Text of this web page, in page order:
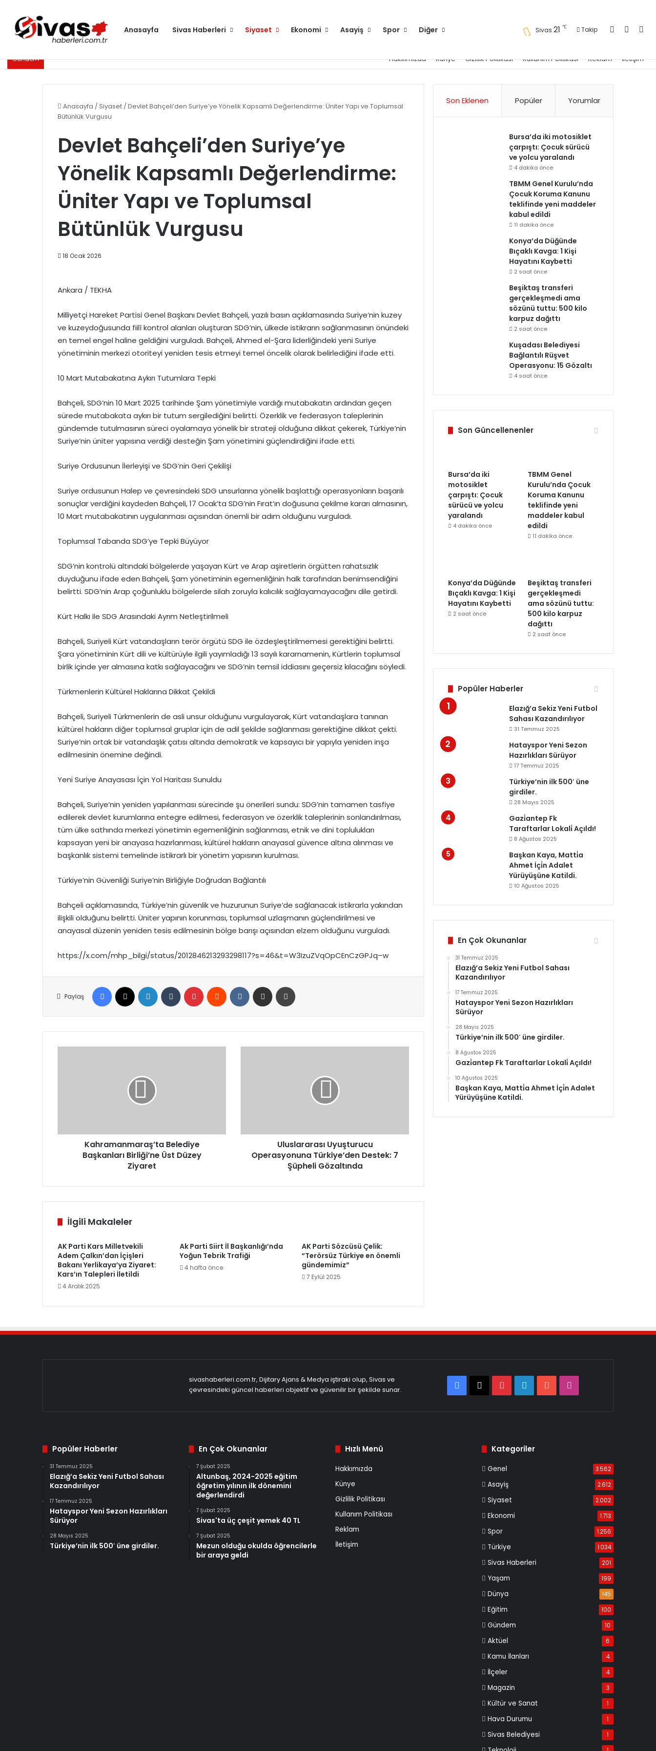
Anasayfa Sivas Haberleri Siyaset Ekonomi Asayiş Spor Diğer Sivas 21 ℃ Takip Kayıt Ol
Gündem Hakkımızda Künye Gizlilik Politikası Kullanım Politikası Reklam İletişim
Anasayfa /Siyaset /Devlet Bahçeli’den Suriye’ye Yönelik Kapsamlı Değerlendirme: Üniter Yapı ve Toplumsal
Bütünlük Vurgusu
Devlet Bahçeli’den Suriye’ye
Yönelik Kapsamlı Değerlendirme:
Üniter Yapı ve Toplumsal
Bütünlük Vurgusu
18 Ocak 2026
Ankara / TEKHA
Milliyetçi Hareket Partisi Genel Başkanı Devlet Bahçeli, yazılı basın açıklamasında Suriye’nin kuzey
ve kuzeydoğusunda fiilî kontrol alanları oluşturan SDG’nin, ülkede istikrarın sağlanmasının önündeki
en temel engel haline geldiğini vurguladı. Bahçeli, Ahmed el-Şara liderliğindeki yeni Suriye
yönetiminin merkezi otoriteyi yeniden tesis etmeyi temel öncelik olarak belirlediğini ifade etti.
10 Mart Mutabakatına Aykırı Tutumlara Tepki
Bahçeli, SDG’nin 10 Mart 2025 tarihinde Şam yönetimiyle vardığı mutabakatın ardından geçen
sürede mutabakata aykırı bir tutum sergilediğini belirtti. Özerklik ve federasyon taleplerinin
gündemde tutulmasının süreci oyalamaya yönelik bir strateji olduğuna dikkat çekerek, Türkiye’nin
Suriye’nin üniter yapısına verdiği desteğin Şam yönetimini güçlendirdiğini ifade etti.
Suriye Ordusunun İlerleyişi ve SDG’nin Geri Çekilişi
Suriye ordusunun Halep ve çevresindeki SDG unsurlarına yönelik başlattığı operasyonların başarılı
sonuçlar verdiğini kaydeden Bahçeli, 17 Ocak’ta SDG’nin Fırat’ın doğusuna çekilme kararı almasının,
10 Mart mutabakatının uygulanması açısından önemli bir adım olduğunu vurguladı.
Toplumsal Tabanda SDG’ye Tepki Büyüyor
SDG’nin kontrolü altındaki bölgelerde yaşayan Kürt ve Arap aşiretlerin örgütten rahatsızlık
duyduğunu ifade eden Bahçeli, Şam yönetiminin egemenliğinin halk tarafından benimsendiğini
belirtti. SDG’nin Arap çoğunluklu bölgelerde silah zoruyla kalıcılık sağlayamayacağını dile getirdi.
Kürt Halkı ile SDG Arasındaki Ayrım Netleştirilmeli
Bahçeli, Suriyeli Kürt vatandaşların terör örgütü SDG ile özdeşleştirilmemesi gerektiğini belirtti.
Şara yönetiminin Kürt dili ve kültürüyle ilgili yayımladığı 13 sayılı kararnamenin, Kürtlerin toplumsal
birlik içinde yer almasına katkı sağlayacağını ve SDG’nin temsil iddiasını geçersiz kılacağını söyledi.
Türkmenlerin Kültürel Haklarına Dikkat Çekildi
Bahçeli, Suriyeli Türkmenlerin de asli unsur olduğunu vurgulayarak, Kürt vatandaşlara tanınan
kültürel hakların diğer toplumsal gruplar için de adil şekilde sağlanması gerektiğine dikkat çekti.
Suriye’nin ortak bir vatandaşlık çatısı altında demokratik ve kapsayıcı bir yapıyla yeniden inşa
edilmesinin önemine değindi.
Yeni Suriye Anayasası İçin Yol Haritası Sunuldu
Bahçeli, Suriye’nin yeniden yapılanması sürecinde şu önerileri sundu: SDG’nin tamamen tasfiye
edilerek devlet kurumlarına entegre edilmesi, federasyon ve özerklik taleplerinin sonlandırılması,
tüm ülke sathında merkezi yönetimin egemenliğinin sağlanması, etnik ve dini toplulukları
kapsayan yeni bir anayasa hazırlanması, kültürel hakların anayasal güvence altına alınması ve
başkanlık sistemi temelinde istikrarlı bir yönetim yapısının kurulması.
Türkiye’nin Güvenliği Suriye’nin Birliğiyle Doğrudan Bağlantılı
Bahçeli açıklamasında, Türkiye’nin güvenlik ve huzurunun Suriye’de sağlanacak istikrarla yakından
ilişkili olduğunu belirtti. Üniter yapının korunması, toplumsal uzlaşmanın güçlendirilmesi ve
anayasal düzenin yeniden tesis edilmesinin bölge barışı açısından elzem olduğunu vurguladı.
https://x.com/mhp_bilgi/status/2012846213293298117?s=46&t=W3IzuZVqOpCEnCzGPJq–w
Paylaş
Facebook LinkedIn Tumblr Pinterest Reddit VKontakteE-Posta ile paylaş
Kahramanmaraş’ta Belediye
Başkanları Birliği’ne Üst Düzey
Ziyaret
Uluslararası Uyuşturucu
Operasyonuna Türkiye’den Destek: 7
Şüpheli Gözaltında
İlgili Makaleler
AK Parti Kars Milletvekili
Adem Çalkın’dan İçişleri
Bakanı Yerlikaya’ya Ziyaret:
Kars’ın Talepleri İletildi
4 Aralık 2025
Ak Parti Siirt İl Başkanlığı’nda
Yoğun Tebrik Trafiği
4 hafta önce
AK Parti Sözcüsü Çelik:
“Terörsüz Türkiye en önemli
gündemimiz”
7 Eylül 2025
Son Eklenen Popüler Yorumlar
Bursa’da iki motosiklet
çarpıştı: Çocuk sürücü
ve yolcu yaralandı
4 dakika önce
TBMM Genel Kurulu’nda
Çocuk Koruma Kanunu
teklifinde yeni maddeler
kabul edildi
11 dakika önce
Konya’da Düğünde
Bıçaklı Kavga: 1 Kişi
Hayatını Kaybetti
2 saat önce
Beşiktaş transferi
gerçekleşmedi ama
sözünü tuttu: 500 kilo
karpuz dağıttı
2 saat önce
Kuşadası Belediyesi
Bağlantılı Rüşvet
Operasyonu: 15 Gözaltı
4 saat önce
Son Güncellenenler
Bursa’da iki
motosiklet
çarpıştı: Çocuk
sürücü ve yolcu
yaralandı
4 dakika önce
TBMM Genel
Kurulu’nda Çocuk
Koruma Kanunu
teklifinde yeni
maddeler kabul
edildi
11 dakika önce
Konya’da Düğünde
Bıçaklı Kavga: 1 Kişi
Hayatını Kaybetti
2 saat önce
Beşiktaş transferi
gerçekleşmedi
ama sözünü tuttu:
500 kilo karpuz
dağıttı
2 saat önce
Popüler Haberler
Elazığ’a Sekiz Yeni Futbol
Sahası Kazandırılıyor
31 Temmuz 2025
Hatayspor Yeni Sezon
Hazırlıkları Sürüyor
17 Temmuz 2025
Türkiye’nin ilk 500′ üne
girdiler.
28 Mayıs 2025
Gazi̇antep Fk
Taraftarlar Lokali̇ Açıldı!
8 Ağustos 2025
Başkan Kaya, Matti̇a
Ahmet İçi̇n Adalet
Yürüyüşüne Katildi.
10 Ağustos 2025
En Çok Okunanlar
31 Temmuz 2025
Elazığ’a Sekiz Yeni Futbol Sahası
Kazandırılıyor
17 Temmuz 2025
Hatayspor Yeni Sezon Hazırlıkları
Sürüyor
28 Mayıs 2025
Türkiye’nin ilk 500′ üne girdiler.
8 Ağustos 2025
Gazi̇antep Fk Taraftarlar Lokali̇ Açıldı!
10 Ağustos 2025
Başkan Kaya, Matti̇a Ahmet İçi̇n Adalet
Yürüyüşüne Katildi.
sivashaberleri.com.tr, Dijitary Ajans & Medya iştiraki olup, Sivas ve
çevresindeki güncel haberleri objektif ve güvenilir bir şekilde sunar.
Facebook
X PinterestLinkedInYouTube
Popüler Haberler
31 Temmuz 2025
Elazığ’a Sekiz Yeni Futbol Sahası
Kazandırılıyor
17 Temmuz 2025
Hatayspor Yeni Sezon Hazırlıkları
Sürüyor
28 Mayıs 2025
Türkiye’nin ilk 500′ üne girdiler.
En Çok Okunanlar
7 Şubat 2025
Altunbaş, 2024-2025 eğitim
öğretim yılının ilk dönemini
değerlendirdi
7 Şubat 2025
Sivas'ta üç çeşit yemek 40 TL
7 Şubat 2025
Mezun olduğu okulda öğrencilerle
bir araya geldi
Hızlı Menü
Hakkımızda
Künye
Gizlilik Politikası
Kullanım Politikası
Reklam
İletişim
Kategoriler
Genel 3.562
Asayiş 2.612
Siyaset 2.002
Ekonomi 1.713
Spor 1.256
Türkiye 1.034
Sivas Haberleri 201
Yaşam 199
Dünya 145
Eğitim 100
Gündem 10
Aktüel 6
Kamu İlanları 4
İlçeler 4
Magazin 3
Kültür ve Sanat 1
Hava Durumu 1
Sivas Belediyesi 1